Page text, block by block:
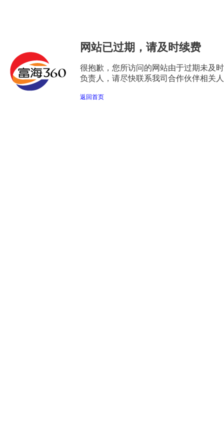
网站已过期，请及时续费
很抱歉，您所访问的网站由于过期未及
负责人，请尽快联系我司合作伙伴相关
返回首页